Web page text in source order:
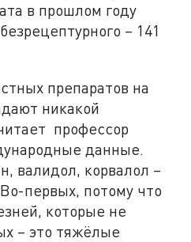
в прошлом году
– 141
препаратов на
никакой
профессор
данные.
валидол, корвалол –
первых, потому что
которые не
– это тяжёлые